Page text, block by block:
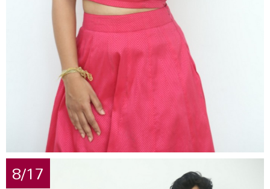
8/17